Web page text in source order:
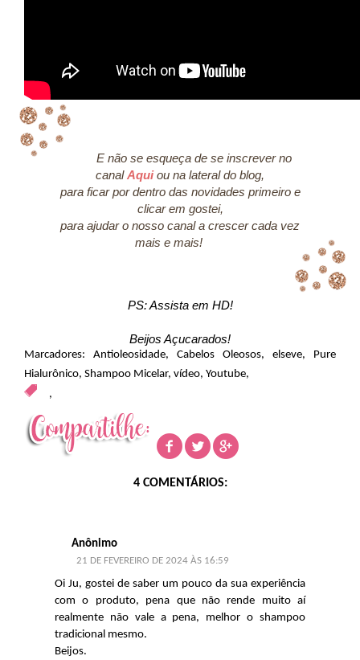
E não se esqueça de se inscrever no
canalAquiou na lateral do blog,
para ficar por dentro das novidades primeiro e
clicar em gostei,
para ajudar o nosso canal a crescer cada vez
mais e mais!
PS: Assista em HD!
Beijos Açucarados!
Marcadores: Antioleosidade, Cabelos Oleosos, elseve, Pure
Hialurônico, Shampoo Micelar, vídeo, Youtube,
,
4 COMENTÁRIOS:
Anônimo
21 DE FEVEREIRO DE 2024 ÀS 16:59
Oi Ju, gostei de saber um pouco da sua experiência
com o produto, pena que não rende muito aí
realmente não vale a pena, melhor o shampoo
tradicional mesmo.
Beijos.